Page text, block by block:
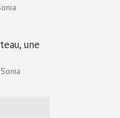
une